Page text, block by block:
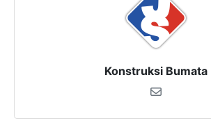
Konstruksi Bumata